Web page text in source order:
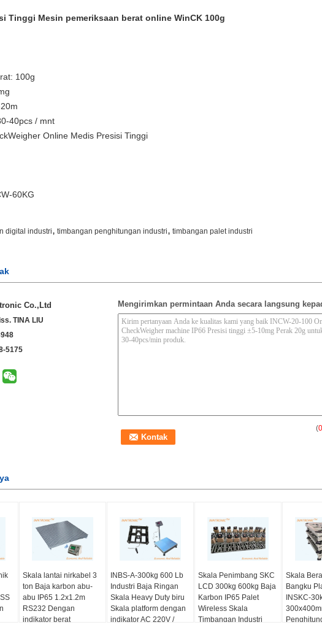
Tinggi Mesin pemeriksaan berat online WinCK 100g
100g
40pcs / mnt
Online Medis Presisi Tinggi
60KG
digital industri, timbangan penghitungan industri, timbangan palet industri
Co.,Ltd
TINA LIU
5175
Mengirimkan permintaan Anda secara langsung
(0
Skala lantai nirkabel 3
ton Baja karbon abu-
abu IP65 1.2x1.2m
RS232 Dengan
indikator berat
INBS-A-300kg 600 Lb
Industri Baja Ringan
Skala Heavy Duty biru
Skala platform dengan
indikator AC 220V /
Skala Penimbang SKC
LCD 300kg 600kg Baja
Karbon IP65 Palet
Wireless Skala
Timbangan Industri
Skala
Bangku
INSKC-